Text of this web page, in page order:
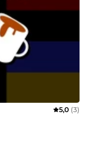
5,0 (3)